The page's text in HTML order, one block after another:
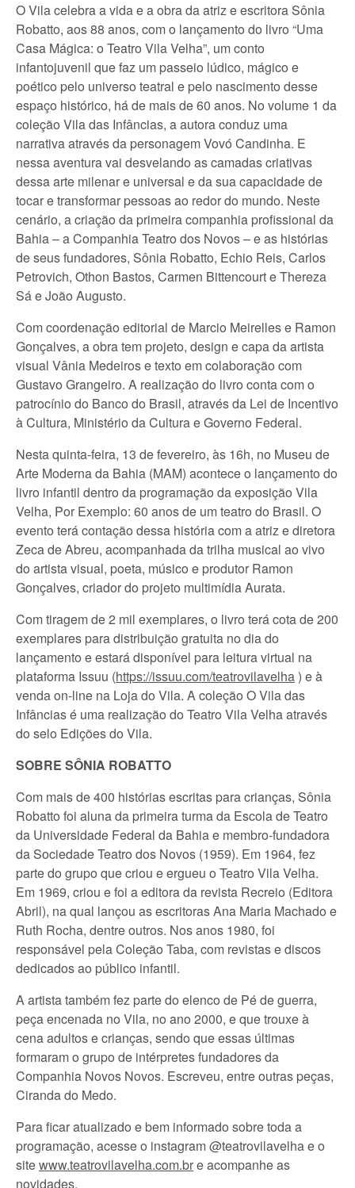
O Vila celebra a vida e a obra da atriz e escritora Sônia
Robatto, aos 88 anos, com o lançamento do livro “Uma
Casa Mágica: o Teatro Vila Velha”, um conto
infantojuvenil que faz um passeio lúdico, mágico e
poético pelo universo teatral e pelo nascimento desse
espaço histórico, há de mais de 60 anos. No volume 1 da
coleção Vila das Infâncias, a autora conduz uma
narrativa através da personagem Vovó Candinha. E
nessa aventura vai desvelando as camadas criativas
dessa arte milenar e universal e da sua capacidade de
tocar e transformar pessoas ao redor do mundo. Neste
cenário, a criação da primeira companhia profissional da
Bahia – a Companhia Teatro dos Novos – e as histórias
de seus fundadores, Sônia Robatto, Echio Reis, Carlos
Petrovich, Othon Bastos, Carmen Bittencourt e Thereza
Sá e João Augusto.
Com coordenação editorial de Marcio Meirelles e Ramon
Gonçalves, a obra tem projeto, design e capa da artista
visual Vânia Medeiros e texto em colaboração com
Gustavo Grangeiro. A realização do livro conta com o
patrocínio do Banco do Brasil, através da Lei de Incentivo
à Cultura, Ministério da Cultura e Governo Federal.
Nesta quinta-feira, 13 de fevereiro, às 16h, no Museu de
Arte Moderna da Bahia (MAM) acontece o lançamento do
livro infantil dentro da programação da exposição Vila
Velha, Por Exemplo: 60 anos de um teatro do Brasil. O
evento terá contação dessa história com a atriz e diretora
Zeca de Abreu, acompanhada da trilha musical ao vivo
do artista visual, poeta, músico e produtor Ramon
Gonçalves, criador do projeto multimídia Aurata.
Com tiragem de 2 mil exemplares, o livro terá cota de 200
exemplares para distribuição gratuita no dia do
lançamento e estará disponível para leitura virtual na
plataforma Issuu (https://issuu.com/teatrovilavelha) e à
venda on-line na Loja do Vila. A coleção O Vila das
Infâncias é uma realização do Teatro Vila Velha através
do selo Edições do Vila.
SOBRE SÔNIA ROBATTO
Com mais de 400 histórias escritas para crianças, Sônia
Robatto foi aluna da primeira turma da Escola de Teatro
da Universidade Federal da Bahia e membro-fundadora
da Sociedade Teatro dos Novos (1959). Em 1964, fez
parte do grupo que criou e ergueu o Teatro Vila Velha.
Em 1969, criou e foi a editora da revista Recreio (Editora
Abril), na qual lançou as escritoras Ana Maria Machado e
Ruth Rocha, dentre outros. Nos anos 1980, foi
responsável pela Coleção Taba, com revistas e discos
dedicados ao público infantil.
A artista também fez parte do elenco de Pé de guerra,
peça encenada no Vila, no ano 2000, e que trouxe à
cena adultos e crianças, sendo que essas últimas
formaram o grupo de intérpretes fundadores da
Companhia Novos Novos. Escreveu, entre outras peças,
Ciranda do Medo.
Para ficar atualizado e bem informado sobre toda a
programação, acesse o instagram @teatrovilavelha e o
sitewww.teatrovilavelha.com.bre acompanhe as
novidades.